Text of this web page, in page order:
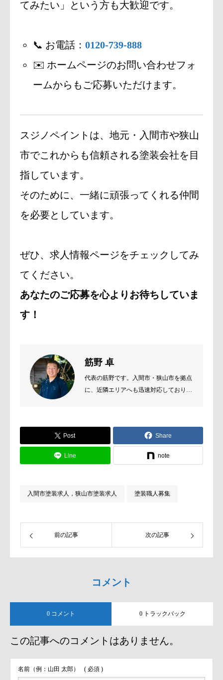
てみたい」という方も大歓迎です。
📞 お電話： 0120-739-888
✉️ ホームページのお問い合わせフォ
ームからもご応募いただけます。
スジノペイントは、地元・入間市や狭山
市でこれからも信頼される塗装会社を目
指しています。
そのために、一緒に頑張ってくれる仲間
を必要としています。
ぜひ、求人情報ページをチェックしてみ
てください。
あなたのご応募を心よりお待ちしていま
す！
筋野 卓
代表の筋野です。入間市・狭山市を拠点
に、近隣エリアへも迅速対応しておりま
法をご提案いたします。
Post
Share
Line note
入間市塗装求人，狭山市塗装求人 塗装職人募集
前の記事 次の記事
コメント
0 コメント 0 トラックバック
この記事へのコメントはありません。
名前（例：山田 太郎） ( 必須 )